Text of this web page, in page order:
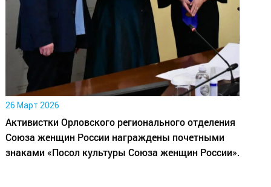
26 Март 2026
Активистки Орловского регионального отделения
Союза женщин России награждены почетными
знаками «Посол культуры Союза женщин России».